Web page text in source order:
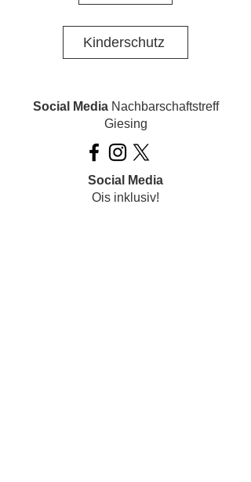
Kinderschutz
Social MediaNachbarschaftstreff
Giesing
Social Media
Ois inklusiv!